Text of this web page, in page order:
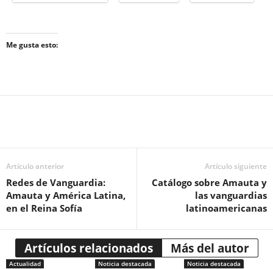
Me gusta esto:
Artículo anterior
Redes de Vanguardia:
Amauta y América Latina,
en el Reina Sofía
Artículo siguiente
Catálogo sobre Amauta y
las vanguardias
latinoamericanas
Artículos relacionados Más del autor
Actualidad Noticia destacada Noticia destacada